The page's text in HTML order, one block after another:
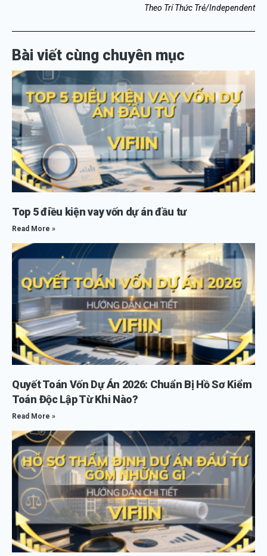
Theo Trí Thức Trẻ/Independent
Bài viết cùng chuyên mục
Top 5 điều kiện vay vốn dự án đầu tư
Read More »
Quyết Toán Vốn Dự Án 2026: Chuẩn Bị Hồ Sơ Kiểm
Toán Độc Lập Từ Khi Nào?
Read More »